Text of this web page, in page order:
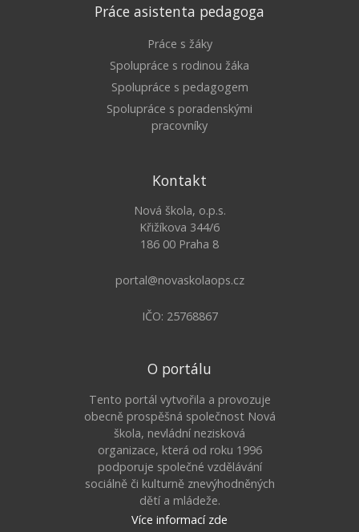
Práce asistenta pedagoga
Práce s žáky
Spolupráce s rodinou žáka
Spolupráce s pedagogem
Spolupráce s poradenskými
pracovníky
Kontakt
Nová škola, o.p.s.
Křižíkova 344/6
186 00 Praha 8
portal@novaskolaops.cz
IČO: 25768867
O portálu
Tento portál vytvořila a provozuje
obecně prospěšná společnost Nová
škola, nevládní nezisková
organizace, která od roku 1996
podporuje společné vzdělávání
sociálně či kulturně znevýhodněných
dětí a mládeže.
Více informací zde